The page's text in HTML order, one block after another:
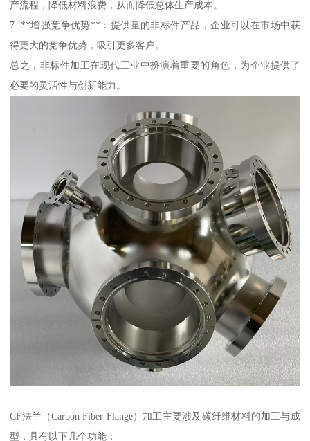
产流程，降低材料浪费，从而降低总体生产成本。
7. **增强竞争优势**：提供量的非标件产品，企业可以在市场中获
得更大的竞争优势，吸引更多客户。
总之，非标件加工在现代工业中扮演着重要的角色，为企业提供了
必要的灵活性与创新能力。
CF法兰（Carbon Fiber Flange）加工主要涉及碳纤维材料的加工与成
型，具有以下几个功能：